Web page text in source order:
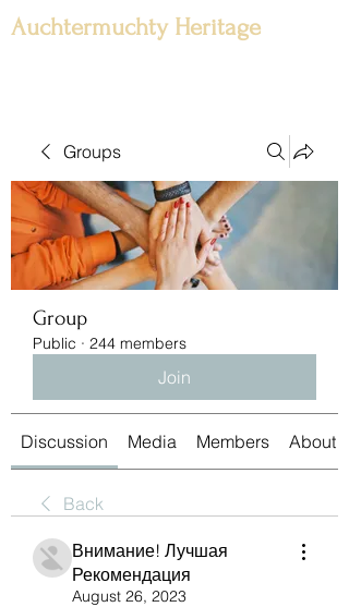
Auchtermuchty Heritage
Groups
Group
Public · 244 members
Join
Discussion Media Members About
Back
Внимание! Лучшая
Рекомендация
August 26, 2023